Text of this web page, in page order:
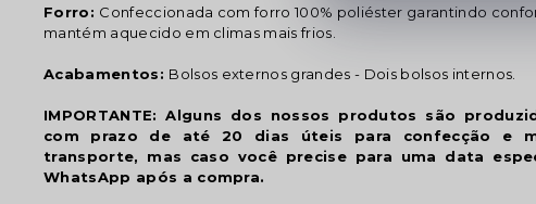
Forro: Confeccionada com forro 100% poliéster garantindo
mantém aquecido em climas mais frios.
Acabamentos: Bolsos externos grandes - Dois bolsos internos.
IMPORTANTE: Alguns dos nossos produtos são
com prazo de até 20 dias úteis para confecção e
transporte, mas caso você precise para uma data
WhatsApp após a compra.